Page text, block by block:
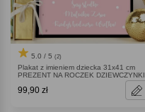
5.0 / 5 (2)
Plakat z imieniem dziecka 31x41 cm
PREZENT NA ROCZEK DZIEWCZYNKI
99,90 zł